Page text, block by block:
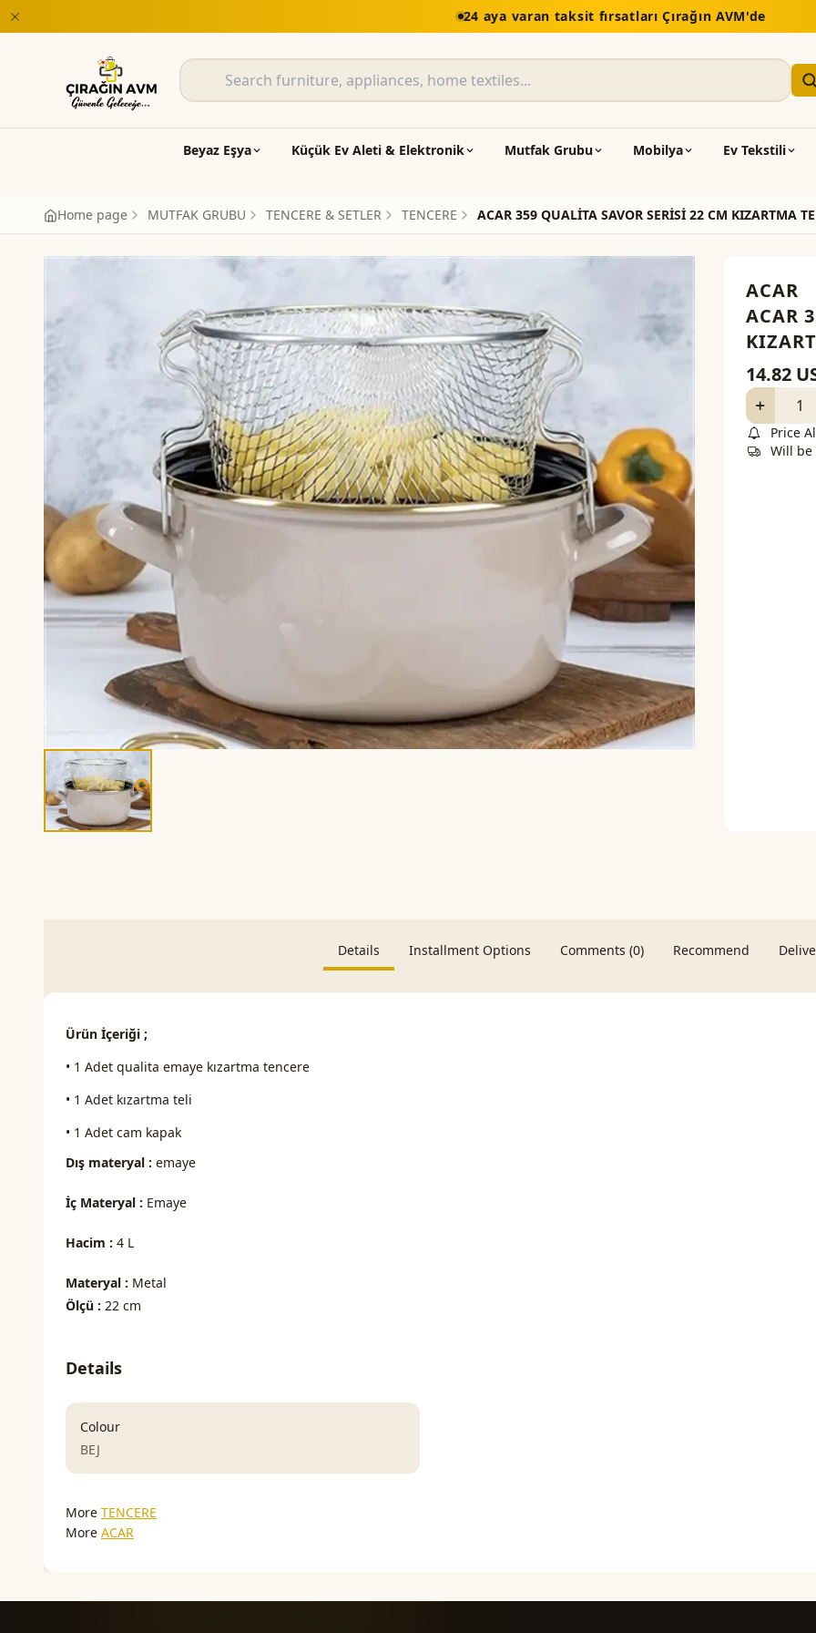
Çırağın AVM'de
Beyaz Eşya Küçük Ev Aleti & Elektronik Mutfak Grubu Mobilya Ev Tekstili
Home page MUTFAK GRUBU TENCERE & SETLER TENCERE ACAR 359 QUALİTA SAVOR SERİSİ 22 CM KIZARTMA
ACAR
ACAR
14.82
Price
Will be
Details Installment Options Comments (0) Recommend
Ürün İçeriği ;
• 1 Adet qualita emaye kızartma tencere
• 1 Adet kızartma teli
• 1 Adet cam kapak
Dış materyal : emaye
İç Materyal : Emaye
Hacim : 4 L
Materyal : Metal
Ölçü : 22 cm
Details
Colour
BEJ
More TENCERE
More ACAR